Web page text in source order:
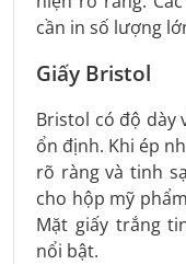
cần in số lượng
Giấy Bristol
Bristol có độ dày
ổn định. Khi ép
rõ ràng và tinh
cho hộp mỹ
Mặt giấy trắng
nổi bật.